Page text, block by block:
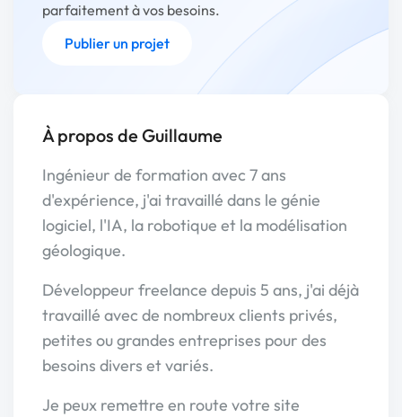
parfaitement à vos besoins.
Publier un projet
À propos de Guillaume
Ingénieur de formation avec 7 ans
d'expérience, j'ai travaillé dans le génie
logiciel, l'IA, la robotique et la modélisation
géologique.
Développeur freelance depuis 5 ans, j'ai déjà
travaillé avec de nombreux clients privés,
petites ou grandes entreprises pour des
besoins divers et variés.
Je peux remettre en route votre site